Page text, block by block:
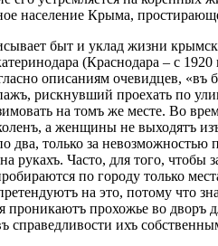
население Крыма,
быт и уклад жизни
(Краснодара – с
описаниям очевидцев,
рискнувший проехать по
на томъ же месте. Во
а женщины не выходятъ
два, только за
рукахъ. Часто, для того,
по городу только
на это, потому что
проникаютъ прохожье во
справедливости ихъ